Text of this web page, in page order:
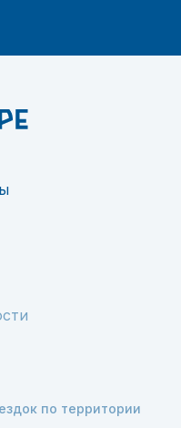
по территории